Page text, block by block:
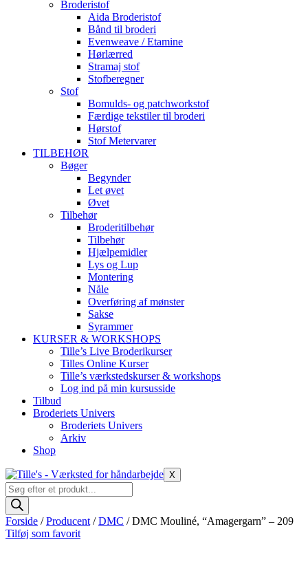
Broderistof
Aida Broderistof
Bånd til broderi
Evenweave / Etamine
Hørlærred
Stramaj stof
Stofberegner
Stof
Bomulds- og patchworkstof
Færdige tekstiler til broderi
Hørstof
Stof Metervarer
TILBEHØR
Bøger
Begynder
Let øvet
Øvet
Tilbehør
Broderitilbehør
Tilbehør
Hjælpemidler
Lys og Lup
Montering
Nåle
Overføring af mønster
Sakse
Syrammer
KURSER & WORKSHOPS
Tille’s Live Broderikurser
Tilles Online Kurser
Tille’s værkstedskurser & workshops
Log ind på min kursusside
Tilbud
Broderiets Univers
Broderiets Univers
Arkiv
Shop
X
Products
search
Forside /Producent /DMC / DMC Mouliné, “Amagergarn” – 209
Tilføj som favorit